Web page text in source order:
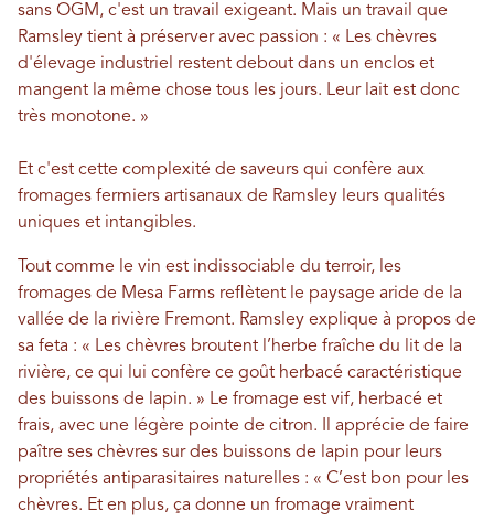
sans OGM, c'est un travail exigeant. Mais un travail que
Ramsley tient à préserver avec passion : « Les chèvres
d'élevage industriel restent debout dans un enclos et
mangent la même chose tous les jours. Leur lait est donc
très monotone. »
Et c'est cette complexité de saveurs qui confère aux
fromages fermiers artisanaux de Ramsley leurs qualités
uniques et intangibles.
Tout comme le vin est indissociable du terroir, les
fromages de Mesa Farms reflètent le paysage aride de la
vallée de la rivière Fremont. Ramsley explique à propos de
sa feta : « Les chèvres broutent l’herbe fraîche du lit de la
rivière, ce qui lui confère ce goût herbacé caractéristique
des buissons de lapin. » Le fromage est vif, herbacé et
frais, avec une légère pointe de citron. Il apprécie de faire
paître ses chèvres sur des buissons de lapin pour leurs
propriétés antiparasitaires naturelles : « C’est bon pour les
chèvres. Et en plus, ça donne un fromage vraiment